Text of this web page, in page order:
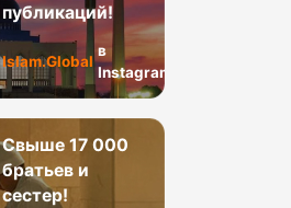
публикаций!
Islam.Global
в
Instagram
Свыше 17 000
братьев и
сестер!